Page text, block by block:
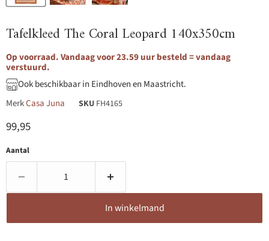
Tafelkleed The Coral Leopard 140x350cm
Op voorraad. Vandaag voor 23.59 uur besteld = vandaag
verstuurd.
Ook beschikbaar in Eindhoven en Maastricht.
MerkCasa Juna SKU FH4165
Huidige prijs
99,95
Aantal
In winkelmand